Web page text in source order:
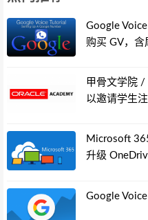
Google
购买 GV，含
甲骨文学院 /
以邀请学生
Microsoft
升级
Google